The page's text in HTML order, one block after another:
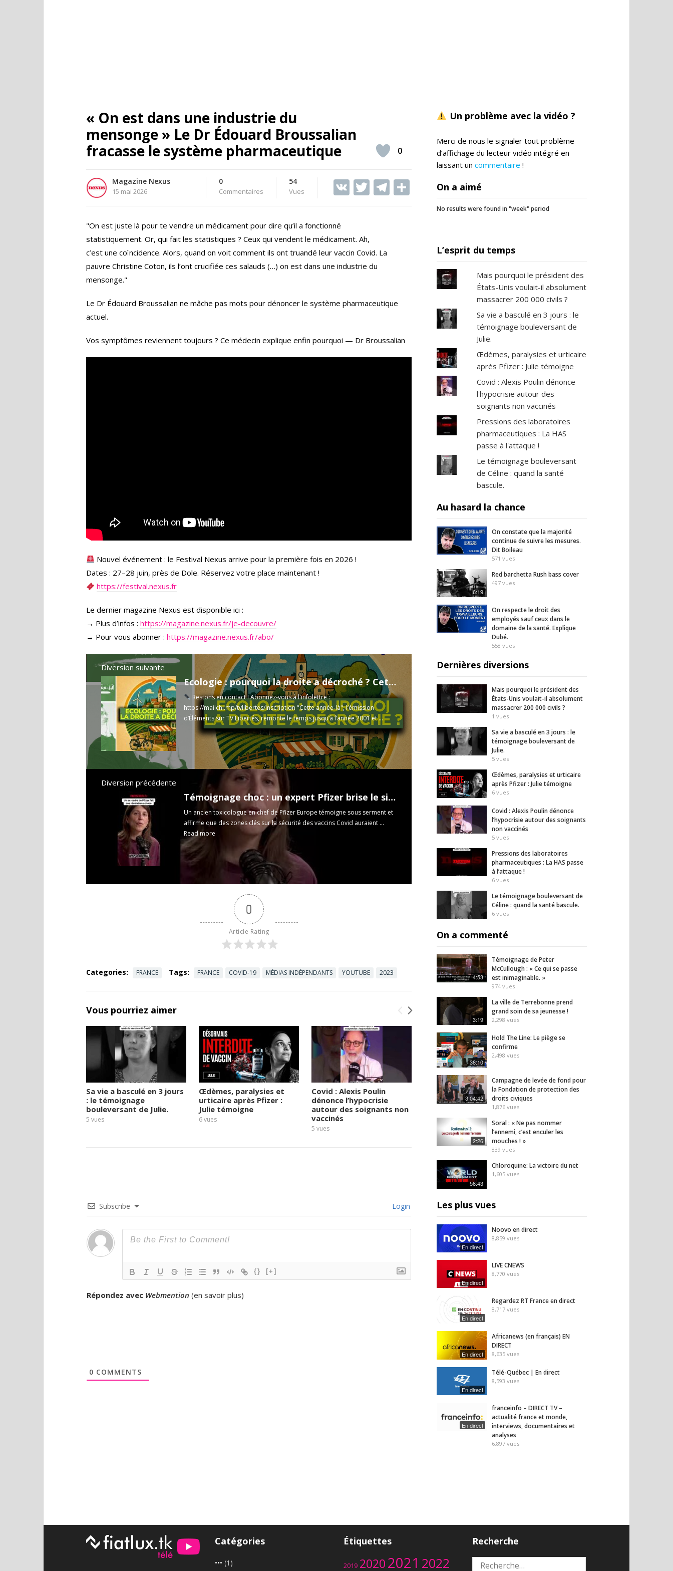
« On est dans une industrie du
mensonge » Le Dr Édouard Broussalian
fracasse le système pharmaceutique
Magazine Nexus
15 mai 2026
0
Commentaires
54
Vues V T T
0
"On est juste là pour te vendre un médicament pour dire qu’il a fonctionné
statistiquement. Or, qui fait les statistiques ? Ceux qui vendent le médicament. Ah,
c’est une coïncidence. Alors, quand on voit comment ils ont truandé leur vaccin Covid. La
pauvre Christine Coton, ils l’ont crucifiée ces salauds (…) on est dans une industrie du
mensonge."
Le Dr Édouard Broussalian ne mâche pas mots pour dénoncer le système pharmaceutique
actuel.
Vos symptômes reviennent toujours ? Ce médecin explique enfin pourquoi — Dr Broussalian
Nouvel événement : le Festival Nexus arrive pour la première fois en 2026 !
Dates : 27–28 juin, près de Dole. Réservez votre place maintenant !
https://festival.nexus.fr
Le dernier magazine Nexus est disponible ici :
→ Plus d’infos : https://magazine.nexus.fr/je-decouvre/
→ Pour vous abonner : https://magazine.nexus.fr/abo/
Diversion suivante
Ecologie : pourquoi la droite a décroché ? Cette année-là - TVL
Restons en contact ! Abonnez-vous à l'infolettre :
https://mailchi.mp/tvlibertes/inscription "Cette année-là", l’émission
d’Éléments sur TV Libertés, remonte le temps jusqu’à l’année 2001 et ...
Read more
Diversion précédente
Témoignage choc : un expert Pfizer brise le silence sur le vaccin !
Un ancien toxicologue en chef de Pfizer Europe témoigne sous serment et
affirme que des zones clés sur la sécurité des vaccins Covid auraient ...
Read more
0
Article Rating
Categories: FRANCE Tags: FRANCE COVID-19 MÉDIAS INDÉPENDANTS YOUTUBE 2023
Vous pourriez aimer
Sa vie a basculé en 3 jours
: le témoignage
bouleversant de Julie.
5 vues
Œdèmes, paralysies et
urticaire après Pfizer :
Julie témoigne
6vues
Covid : Alexis Poulin
dénonce l’hypocrisie
autour des soignants non
vaccinés
5 vues
Pressions des
laboratoires
pharmaceutiques : La HAS
passe à l’attaque !
Le témoignage
Subscribe Login
{} [+]
Répondez avec Webmention (en savoir plus)
0 COMMENTS
Un problème avec la vidéo ?
Merci de nous le signaler tout problème
d’affichage du lecteur vidéo intégré en
laissant un commentaire !
On a aimé
No results were found in "week" period
L’esprit du temps
Mais pourquoi le président des
États-Unis voulait-il absolument
massacrer 200 000 civils ?
Sa vie a basculé en 3 jours : le
témoignage bouleversant de
Julie.
Œdèmes, paralysies et urticaire
après Pfizer : Julie témoigne
Covid : Alexis Poulin dénonce
l'hypocrisie autour des
soignants non vaccinés
Pressions des laboratoires
pharmaceutiques : La HAS
passe à l'attaque !
Le témoignage bouleversant
de Céline : quand la santé
bascule.
Au hasard la chance
On constate que la majorité
continue de suivre les mesures.
Dit Boileau
571 vues
6:19
Red barchetta Rush bass cover
497 vues
On respecte le droit des
employés sauf ceux dans le
domaine de la santé. Explique
Dubé.
558 vues
Dernières diversions
Mais pourquoi le président des
États-Unis voulait-il absolument
massacrer 200 000 civils ?
1 vues
Sa vie a basculé en 3 jours : le
témoignage bouleversant de
Julie.
5 vues
Œdèmes, paralysies et urticaire
après Pfizer : Julie témoigne
6 vues
Covid : Alexis Poulin dénonce
l’hypocrisie autour des soignants
non vaccinés
5 vues
Pressions des laboratoires
pharmaceutiques : La HAS passe
à l’attaque !
6 vues
Le témoignage bouleversant de
Céline : quand la santé bascule.
6 vues
On a commenté
4:53
Témoignage de Peter
McCullough : « Ce qui se passe
est inimaginable. »
974 vues
3:19
La ville de Terrebonne prend
grand soin de sa jeunesse !
2,298 vues
38:10
Hold The Line: Le piège se
confirme
2,498 vues
3:04:42
Campagne de levée de fond pour
la Fondation de protection des
droits civiques
1,876 vues
2:26
Soral : « Ne pas nommer
l’ennemi, c’est enculer les
mouches ! »
839 vues
56:43
Chloroquine: La victoire du net
1,605 vues
Les plus vues
En direct
Noovo en direct
8,859 vues
En direct
LIVE CNEWS
8,770 vues
En direct
Regardez RT France en direct
8,717 vues
En direct
Africanews (en français) EN
DIRECT
8,635 vues
En direct
Télé-Québec | En direct
8,593 vues
En direct
franceinfo – DIRECT TV –
actualité france et monde,
interviews, documentaires et
analyses
6,897 vues
Catégories
••• (1)
Étiquettes
2019 20202021 2022
Recherche
Rechercher :